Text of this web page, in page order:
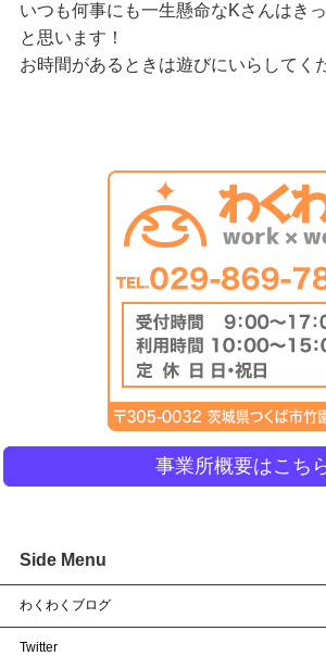
いつも何事にも一生懸命なKさんはき
と思います！
お時間があるときは遊びにいらしてく
事業所概要はこち
Side Menu
わくわくブログ
Twitter